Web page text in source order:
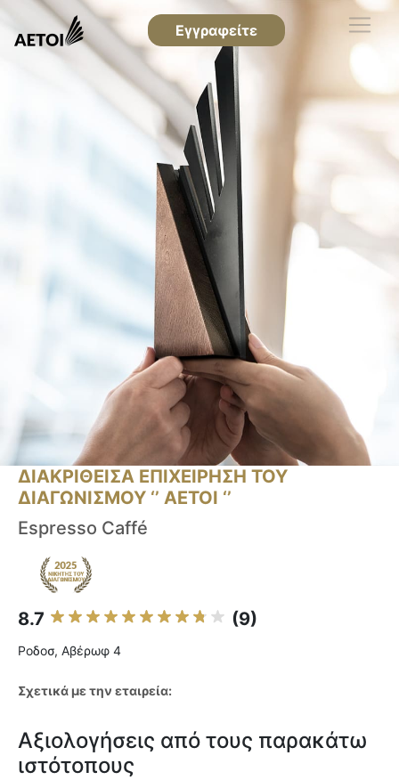
Εγγραφείτε
ΔΙΑΚΡΙΘΕΙΣΑ ΕΠΙΧΕΙΡΗΣΗ ΤΟΥ
ΔΙΑΓΩΝΙΣΜΟΥ ‘’ ΑΕΤΟΙ ‘’
Espresso Caffé
8.7 (9)
Ροδοσ, Αβέρωφ 4
Σχετικά με την εταιρεία:
Αξιολογήσεις από τους παρακάτω
ιστότοπους